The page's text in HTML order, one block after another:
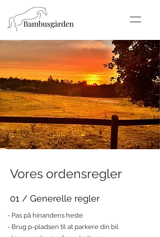
Vores ordensregler
01 / Generelle regler
- Pas på hinandens heste
- Brug p-pladsen til at parkere din bil.